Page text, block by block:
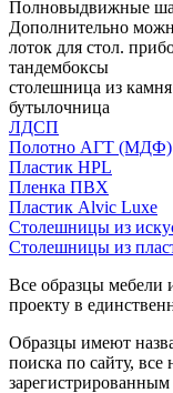
Полновыдвижные
Дополнительно
лоток для стол.
тандембоксы
столешница из камня
бутылочница
ЛДСП
Полотно АГТ (МДФ)
Пластик HPL
Пленка ПВХ
Пластик Alvic Luxe
Столешницы из
Столешницы из
Все образцы мебели
проекту в
Образцы имеют
поиска по сайту, все